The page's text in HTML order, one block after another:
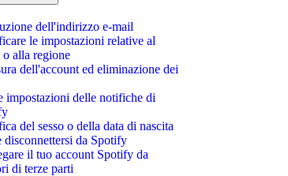
dell'indirizzo e-mail
le impostazioni relative al
o alla regione
dell'account ed eliminazione dei
impostazioni delle notifiche di
del sesso o della data di nascita
disconnettersi da Spotify
il tuo account Spotify da
di terze parti